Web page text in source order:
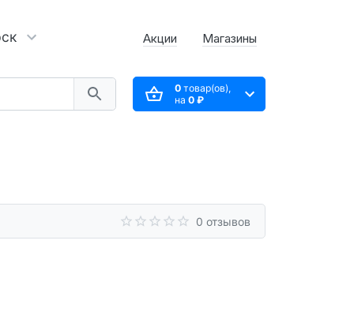
Акции Магазины
0товар(ов),
на 0 ₽
0 отзывов